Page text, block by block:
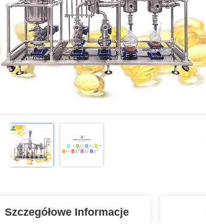
Szczegółowe Informacje